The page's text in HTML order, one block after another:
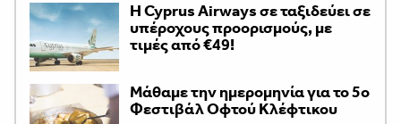
H Cyprus Airways σε ταξιδεύει σε
υπέροχους προορισμούς, με
τιμές από €49!
Μάθαμε την ημερομηνία για το 5ο
Φεστιβάλ Οφτού Κλέφτικου